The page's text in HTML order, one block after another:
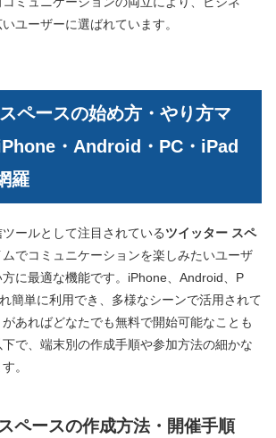
ユーザーに選ばれています。
ペースの始め方・やり方マ
・Android・PC・iPad
羅
ールとして注目されているツイッター スペ
でコミュニケーションを楽しみたいユーザ
に最適な機能です。iPhone、Android、P
簡単に利用でき、多様なシーンで活用されて
あればどなたでも無料で開始可能なことも
で、端末別の作成手順や参加方法の細かな
。
ペースの作成方法・開催手順